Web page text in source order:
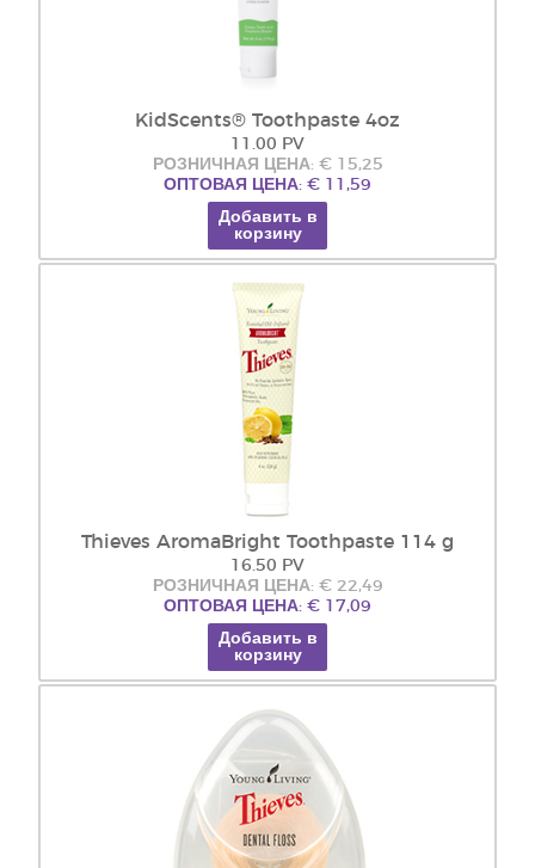
KidScents® Toothpaste 4oz
11.00 PV
РОЗНИЧНАЯ ЦЕНА: € 15,25
ОПТОВАЯ ЦЕНА: € 11,59
Добавить в
корзину
Thieves AromaBright Toothpaste 114 g
16.50 PV
РОЗНИЧНАЯ ЦЕНА: € 22,49
ОПТОВАЯ ЦЕНА: € 17,09
Добавить в
корзину